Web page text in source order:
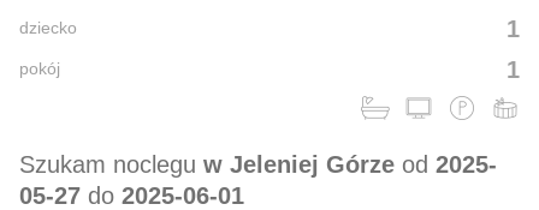
1
dziecko
1
pokój
Szukam noclegu w Jeleniej Górze od 2025-
05-27 do 2025-06-01